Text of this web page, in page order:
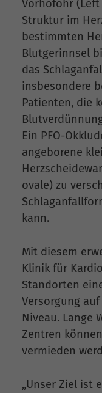
Vorhofohr
Struktur im
bestimmten
Blutgerinnsel
das
insbesondere
Patienten, die
Ein PFO-
angeborene
ovale) zu
kann.
Mit diesem
Klinik für
Standorten
Versorgung
Niveau. Lange
Zentren
vermieden
„Unser Ziel ist